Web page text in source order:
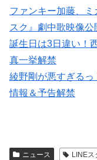
ファンキー加藤、
スク』劇中歌映像公
誕生日は3日違い！
真一挙解禁
綾野剛が悪すぎる
情報＆予告解禁
ニュース LINEス